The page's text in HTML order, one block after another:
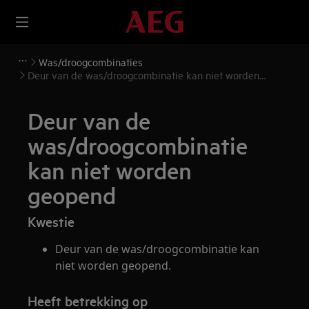
Was/droogcombinaties
Deur van de was/droogcombinatie kan niet worden
Deur van de
was/droogcombinatie
kan niet worden
geopend
Kwestie
Deur van de was/droogcombinatie kan
niet worden geopend.
Heeft betrekking op